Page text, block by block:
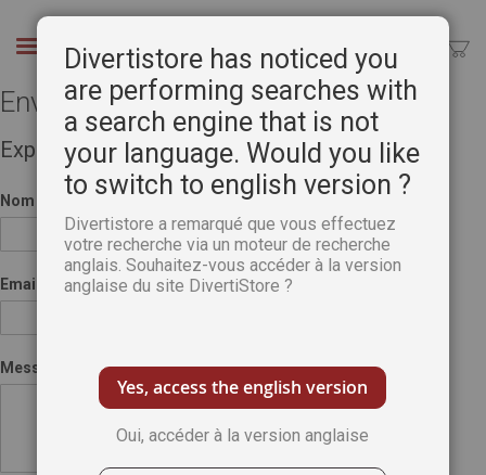
Chercher
Envoyer à un ami
Expéditeur
Nom
Email
Message
Divertistore has noticed you
are performing searches with
a search engine that is not
your language. Would you like
to switch to english version ?
Divertistore a remarqué que vous effectuez
votre recherche via un moteur de recherche
anglais. Souhaitez-vous accéder à la version
anglaise du site DivertiStore ?
Yes, access the english version
Oui, accéder à la version anglaise